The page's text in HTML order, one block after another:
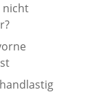
nicht